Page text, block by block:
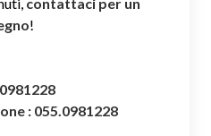
!
: 055.0981228